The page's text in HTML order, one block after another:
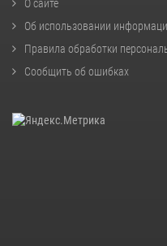
О сайте
Об использовании
Правила обработки
Сообщить об ошибках